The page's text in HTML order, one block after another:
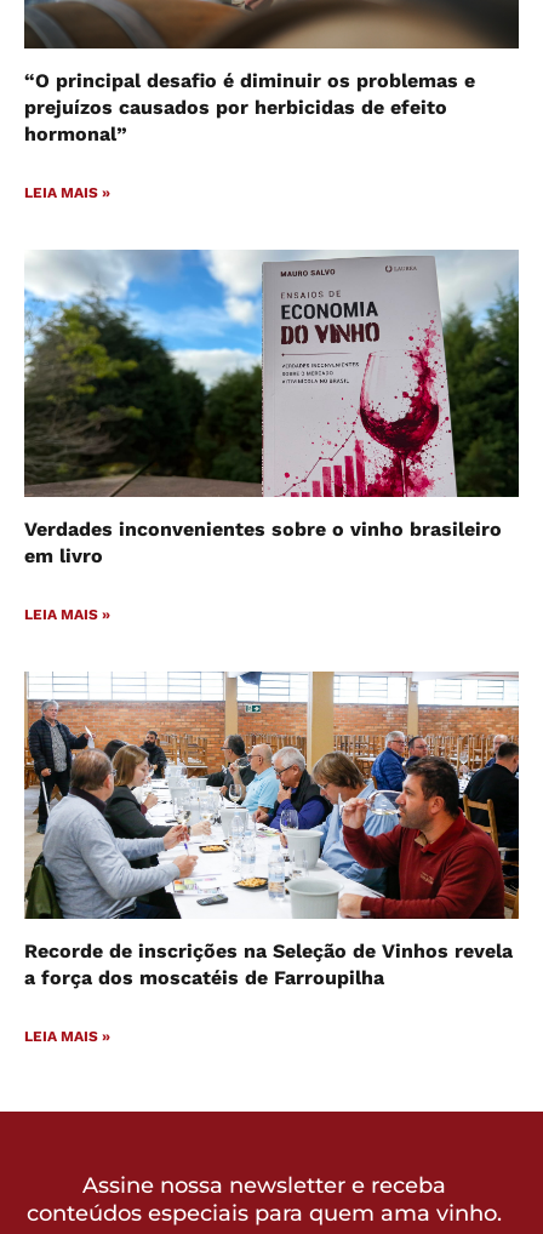
“O principal desafio é diminuir os problemas e
prejuízos causados por herbicidas de efeito
hormonal”
LEIA MAIS »
Verdades inconvenientes sobre o vinho brasileiro
em livro
LEIA MAIS »
Recorde de inscrições na Seleção de Vinhos revela
a força dos moscatéis de Farroupilha
LEIA MAIS »
Assine nossa newsletter e receba
conteúdos especiais para quem ama vinho.